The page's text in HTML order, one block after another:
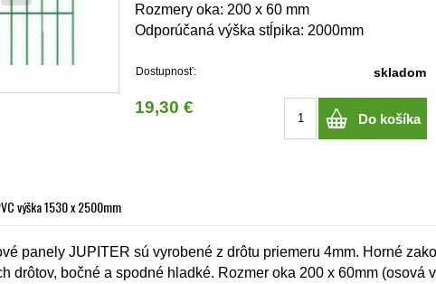
Rozmery oka: 200 x 60 mm
Odporúčaná výška stĺpika: 2000mm
Dostupnosť: skladom
19,30 €
Do košíka
výška 1530 x 2500mm
panely JUPITER sú vyrobené z drôtu priemeru 4mm. Horné
drôtov, bočné a spodné hladké. Rozmer oka 200 x 60mm (osová